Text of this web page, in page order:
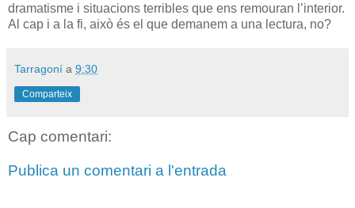
dramatisme i situacions terribles que ens remouran l’interior.
Al cap i a la fi, això és el que demanem a una lectura, no?
Tarragoní a 9:30
Comparteix
Cap comentari:
Publica un comentari a l'entrada